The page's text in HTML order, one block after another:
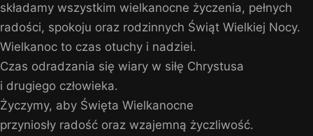
składamy wszystkim wielkanocne życzenia, pełnych
radości, spokoju oraz rodzinnych Świąt Wielkiej Nocy.
Wielkanoc to czas otuchy i nadziei.
Czas odradzania się wiary w siłę Chrystusa
i drugiego człowieka.
Życzymy, aby Święta Wielkanocne
przyniosły radość oraz wzajemną życzliwość.